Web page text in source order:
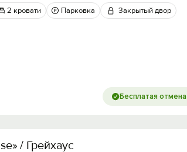
2 кровати Парковка Закрытый двор
Бесплатая отмена
/ Грейхаус